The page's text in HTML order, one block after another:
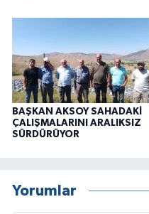
BAŞKAN AKSOY SAHADAKİ
ÇALIŞMALARINI ARALIKSIZ
SÜRDÜRÜYOR
Yorumlar